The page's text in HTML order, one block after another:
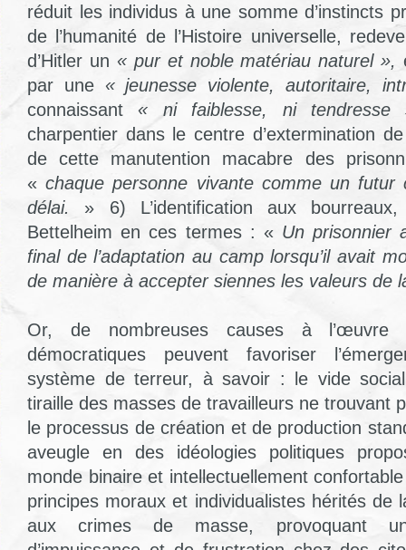
réduit les individus à une somme d’instincts
de l’humanité de l’Histoire universelle,
d’Hitler un « pur et noble matériau naturel »,
par une« jeunesse violente, autoritaire,
connaissant« ni faiblesse, ni
charpentier dans le centre d’extermination
de cette manutention macabre des
«chaque personne vivante comme un
délai.
» 6) L’identification aux
Bettelheim en ces termes : « Un prisonnier
final de l’adaptation au camp lorsqu’il avait
de manière à accepter siennes les valeurs de
Or, de nombreuses causes à l’œuvre
démocratiques peuvent favoriser
système de terreur, à savoir : le vide
tiraille des masses de travailleurs ne trouvant
le processus de création et de production
aveugle en des idéologies politiques
monde binaire et intellectuellement
principes moraux et individualistes hérités de
aux crimes de masse, provoquant